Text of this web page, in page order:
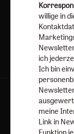
AGB und
willige in
ich
Ich bin
meine
Link in